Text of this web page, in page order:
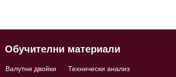
Обучителни материали
Валутни двойки Технически анализ